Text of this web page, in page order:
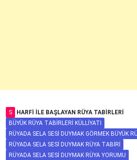
S
HARFI ILE BAŞLAYAN RÜYA TABIRLERI
BÜYÜK RÜYA TABIRLERI KÜLLIYATI
RÜYADA SELA SESI DUYMAK GÖRMEK BÜYÜK
RÜYADA SELA SESI DUYMAK RÜYA TABIRI
RÜYADA SELA SESI DUYMAK RÜYA YORUMU